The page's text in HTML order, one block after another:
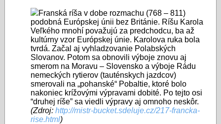
Franská ríša v dobe rozmachu (768 – 811)
podobná Európskej únii bez Británie. Ríšu Karola
Veľkého mnohí považujú za predchodcu, ba až
kultúrny vzor Európskej únie. Karolova ruka bola
tvrdá. Začal aj vyhladzovanie Polabských
Slovanov. Potom sa obnovili výboje znovu aj
smerom na Moravu – Slovensko a výboje Rádu
nemeckých rytierov (tauténskych jazdcov)
smerovali na „pohanské“ Pobaltie, ktoré bolo
nakoniec krížovými výpravami dobité. Po tejto osi
“druhej ríše” sa viedli výpravy aj omnoho neskôr.
(Zdroj: http://mistr-bucket.sdeluje.cz/217-francka-
rise.html)